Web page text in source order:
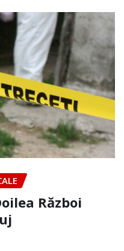
Război